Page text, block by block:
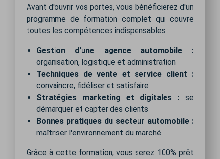
Avant d'ouvrir vos portes, vous bénéficierez d'un
programme de formation complet qui couvre
toutes les compétences indispensables :
Gestion d'une agence automobile :
organisation, logistique et administration
Techniques de vente et service client :
convaincre, fidéliser et satisfaire
Stratégies marketing et digitales : se
démarquer et capter des clients
Bonnes pratiques du secteur automobile :
maîtriser l'environnement du marché
Grâce à cette formation, vous serez 100% prêt